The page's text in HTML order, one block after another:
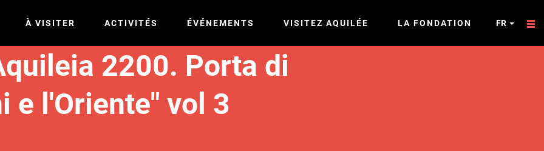
À VISITER ACTIVITÉS ÉVÉNEMENTS VISITEZ AQUILÉE LA FONDATION FR
2200. Porta di
e l'Oriente" vol 3